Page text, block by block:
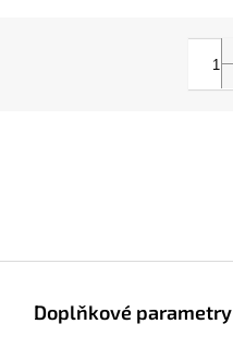
Doplňkové parametry